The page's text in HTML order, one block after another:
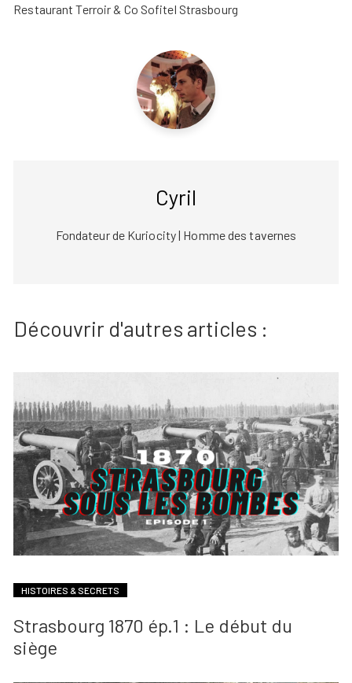
Restaurant Terroir & Co Sofitel Strasbourg
Cyril
Fondateur de Kuriocity | Homme des tavernes
Découvrir d'autres articles :
HISTOIRES & SECRETS
Strasbourg 1870 ép.1 : Le début du
siège